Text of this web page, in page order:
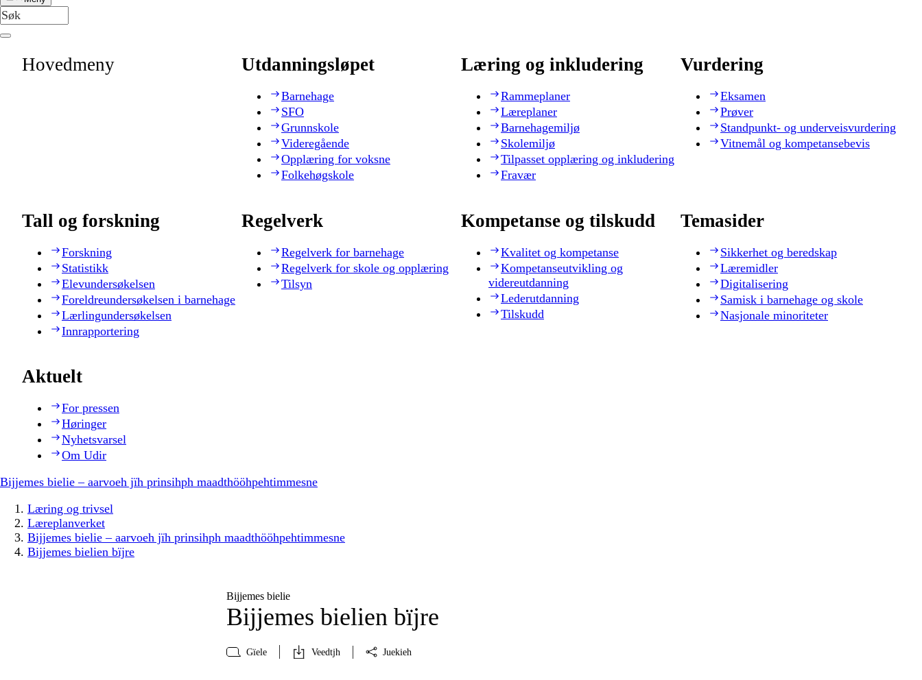
Hovedmeny Utdanningsløpet
Barnehage
SFO
Grunnskole
Videregående
Opplæring for voksne
Folkehøgskole
Læring og inkludering
Rammeplaner
Læreplaner
Barnehagemiljø
Skolemiljø
Tilpasset opplæring og inkludering
Fravær
Vurdering
Eksamen
Prøver
Standpunkt- og underveisvurdering
Vitnemål og kompetansebevis
Tall og forskning
Forskning
Statistikk
Elevundersøkelsen
Foreldreundersøkelsen i barnehage
Lærlingundersøkelsen
Innrapportering
Regelverk
Regelverk for barnehage
Regelverk for skole og opplæring
Tilsyn
Kompetanse og tilskudd
Kvalitet og kompetanse
Kompetanseutvikling og
videreutdanning
Lederutdanning
Tilskudd
Temasider
Sikkerhet og beredskap
Læremidler
Digitalisering
Samisk i barnehage og skole
Nasjonale minoriteter
Aktuelt
For pressen
Høringer
Nyhetsvarsel
Om Udir
Bijjemes bielie – aarvoeh jïh prinsihph maadthööhpehtimmesne
Læring og trivsel
Læreplanverket
Bijjemes bielie – aarvoeh jïh prinsihph maadthööhpehtimmesne
Bijjemes bielien bïjre
Bijjemes bielie
Bijjemes bielien bïjre
Gïele Veedtjh Juekieh